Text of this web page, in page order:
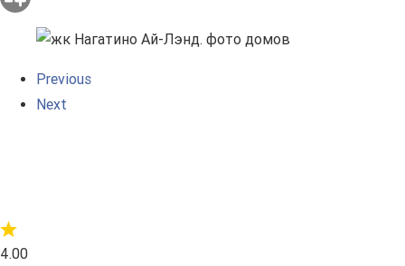
Previous
Next
4.00